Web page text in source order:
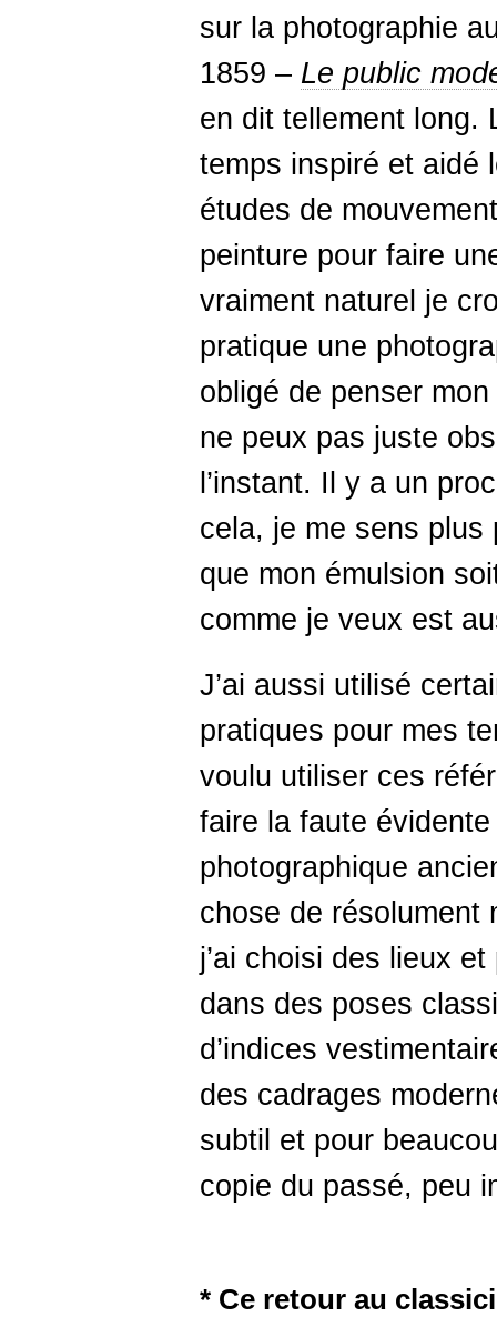
sur la photographie
1859 – Le public
en dit tellement long.
temps inspiré et aidé
études de
peinture pour faire
vraiment naturel je
pratique une
obligé de penser
ne peux pas juste
l’instant. Il y a un
cela, je me sens
que mon émulsion
comme je veux est
J’ai aussi utilisé
pratiques pour mes
voulu utiliser ces
faire la faute
photographique
chose de résolument
j’ai choisi des lieux et
dans des poses
d’indices
des cadrages
subtil et pour
copie du passé, peu
* Ce retour au